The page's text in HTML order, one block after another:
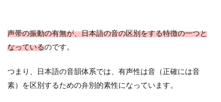
声帯の振動の有無が、日本語の音の区別をする特徴の一つと
なっているのです。
つまり、日本語の音韻体系では、有声性は音（正確には音
素）を区別するための弁別的素性になっています。